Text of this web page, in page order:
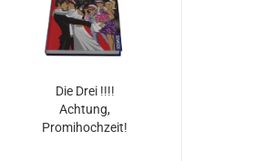
Die Drei !!!!
Achtung,
Promihochzeit!